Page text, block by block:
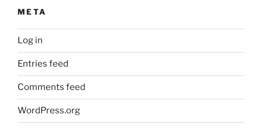
META
Log in
Entries feed
Comments feed
WordPress.org